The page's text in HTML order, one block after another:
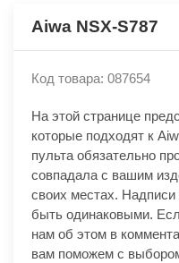
Aiwa NSX-S787
Код товара: 087654
На этой странице
которые подходят к
пульта обязательно
совпадала с вашим
своих местах.
быть одинаковыми.
нам об этом в
вам поможем с